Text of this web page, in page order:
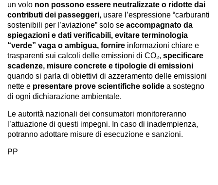
un volo non possono essere neutralizzate o ridotte dai
contributi dei passeggeri, usare l’espressione “carburanti
sostenibili per l’aviazione” solo se accompagnato da
spiegazioni e dati verificabili, evitare terminologia
“verde” vaga o ambigua, fornire informazioni chiare e
trasparenti sui calcoli delle emissioni di CO₂, specificare
scadenze, misure concrete e tipologie di emissioni
quando si parla di obiettivi di azzeramento delle emissioni
nette e presentare prove scientifiche solide a sostegno
di ogni dichiarazione ambientale.
Le autorità nazionali dei consumatori monitoreranno
l’attuazione di questi impegni. In caso di inadempienza,
potranno adottare misure di esecuzione e sanzioni.
PP